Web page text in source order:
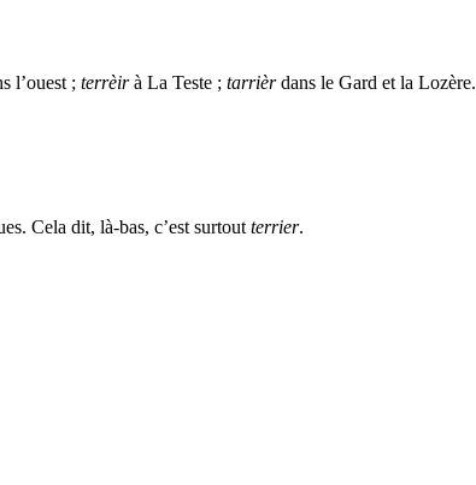
l’ouest ; terrèirà La Teste ; tarrièrdans le Gard et la Lozère.
Cela dit, là-bas, c’est surtout terrier.